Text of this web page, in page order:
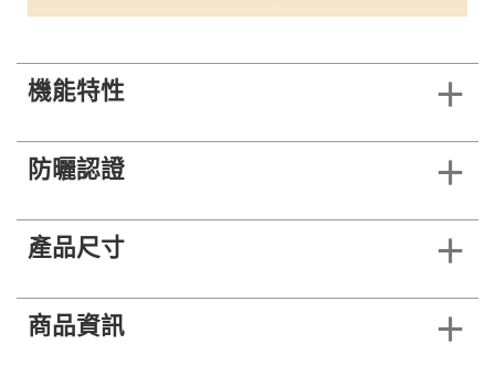
機能特性
防曬認證
產品尺寸
商品資訊